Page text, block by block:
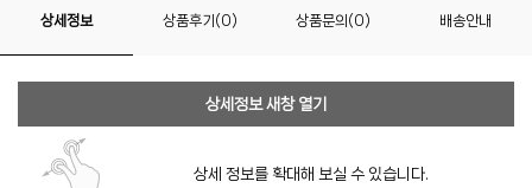
상세정보 상품후기(0) 상품문의(0) 배송안내
상세정보 새창 열기
상세 정보를 확대해 보실 수 있습니다.